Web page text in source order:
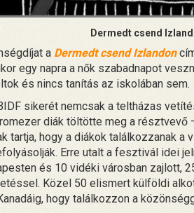
Dermedt csend
a Dermedt csend Izlandon
egy napra a nők szabadnapot
és nincs tanítás az iskolában sem.
sikerét nemcsak a teltházas
diák töltötte meg a
tartja, hogy a diákok találkozzanak a
Erre utalt a fesztivál idei
és 10 vidéki városban zajlott,
Közel 50 elismert külföldi
hogy találkozzon a